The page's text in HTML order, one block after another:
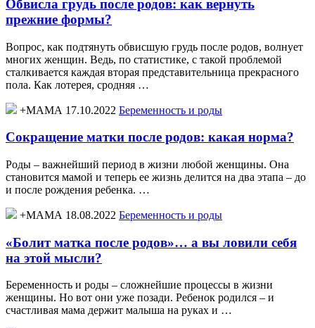
Обвисла грудь после родов: как вернуть
прежние формы?
Вопрос, как подтянуть обвисшую грудь после родов, волнует
многих женщин. Ведь, по статистике, с такой проблемой
сталкивается каждая вторая представительница прекрасного
пола. Как лотерея, сродняя …
+МАМА 17.10.2022 Беременность и роды
Сокращение матки после родов: какая норма?
Роды – важнейший период в жизни любой женщины. Она
становится мамой и теперь ее жизнь делится на два этапа – до
и после рождения ребенка. …
+МАМА 18.08.2022 Беременность и роды
«Болит матка после родов»… а вы ловили себя
на этой мысли?
Беременность и роды – сложнейшие процессы в жизни
женщины. Но вот они уже позади. Ребенок родился – и
счастливая мама держит малыша на руках и …